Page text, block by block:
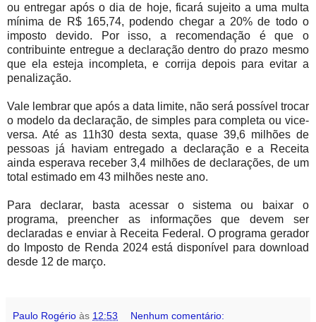
ou entregar após o dia de hoje, ficará sujeito a uma multa
mínima de R$ 165,74, podendo chegar a 20% de todo o
imposto devido. Por isso, a recomendação é que o
contribuinte entregue a declaração dentro do prazo mesmo
que ela esteja incompleta, e corrija depois para evitar a
penalização.
Vale lembrar que após a data limite, não será possível trocar
o modelo da declaração, de simples para completa ou vice-
versa. Até as 11h30 desta sexta, quase 39,6 milhões de
pessoas já haviam entregado a declaração e a Receita
ainda esperava receber 3,4 milhões de declarações, de um
total estimado em 43 milhões neste ano.
Para declarar, basta acessar o sistema ou baixar o
programa, preencher as informações que devem ser
declaradas e enviar à Receita Federal. O programa gerador
do Imposto de Renda 2024 está disponível para download
desde 12 de março.
Paulo Rogério às 12:53 Nenhum comentário: